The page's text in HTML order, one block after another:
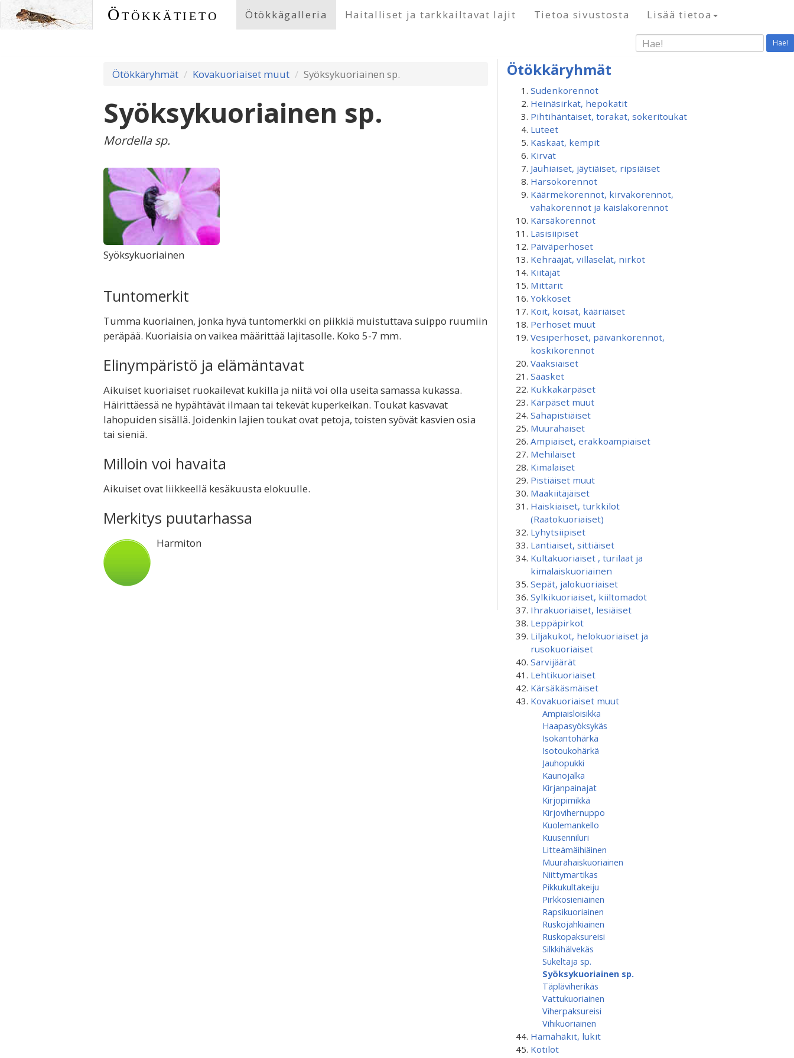
Ötökkätieto Ötökkägalleria Haitalliset ja tarkkailtavat lajit Tietoa sivustosta Lisää tietoa
Hae!
Ötökkäryhmät Kovakuoriaiset muut Syöksykuoriainen sp.
Syöksykuoriainen sp.
Mordella sp.
Syöksykuoriainen
Tuntomerkit
Tumma kuoriainen, jonka hyvä tuntomerkki on piikkiä muistuttava suippo ruumiin
peräpää. Kuoriaisia on vaikea määrittää lajitasolle. Koko 5-7 mm.
Elinympäristö ja elämäntavat
Aikuiset kuoriaiset ruokailevat kukilla ja niitä voi olla useita samassa kukassa.
Häirittäessä ne hypähtävät ilmaan tai tekevät kuperkeikan. Toukat kasvavat
lahopuiden sisällä. Joidenkin lajien toukat ovat petoja, toisten syövät kasvien osia
tai sieniä.
Milloin voi havaita
Aikuiset ovat liikkeellä kesäkuusta elokuulle.
Merkitys puutarhassa
Harmiton
Ötökkäryhmät
Sudenkorennot
Heinäsirkat, hepokatit
Pihtihäntäiset, torakat, sokeritoukat
Luteet
Kaskaat, kempit
Kirvat
Jauhiaiset, jäytiäiset, ripsiäiset
Harsokorennot
Käärmekorennot, kirvakorennot,
vahakorennot ja kaislakorennot
Kärsäkorennot
Lasisiipiset
Päiväperhoset
Kehrääjät, villaselät, nirkot
Kiitäjät
Mittarit
Yökköset
Koit, koisat, kääriäiset
Perhoset muut
Vesiperhoset, päivänkorennot,
koskikorennot
Vaaksiaiset
Sääsket
Kukkakärpäset
Kärpäset muut
Sahapistiäiset
Muurahaiset
Ampiaiset, erakkoampiaiset
Mehiläiset
Kimalaiset
Pistiäiset muut
Maakiitäjäiset
Haiskiaiset, turkkilot
(Raatokuoriaiset)
Lyhytsiipiset
Lantiaiset, sittiäiset
Kultakuoriaiset , turilaat ja
kimalaiskuoriainen
Sepät, jalokuoriaiset
Sylkikuoriaiset, kiiltomadot
Ihrakuoriaiset, lesiäiset
Leppäpirkot
Liljakukot, helokuoriaiset ja
rusokuoriaiset
Sarvijäärät
Lehtikuoriaiset
Kärsäkäsmäiset
Kovakuoriaiset muut
Ampiaisloisikka
Haapasyöksykäs
Isokantohärkä
Isotoukohärkä
Jauhopukki
Kaunojalka
Kirjanpainajat
Kirjopimikkä
Kirjovihernuppo
Kuolemankello
Kuusenniluri
Litteämäihiäinen
Muurahaiskuoriainen
Niittymartikas
Pikkukultakeiju
Pirkkosieniäinen
Rapsikuoriainen
Ruskojahkiainen
Ruskopaksureisi
Silkkihälvekäs
Sukeltaja sp.
Syöksykuoriainen sp.
Täpläviherikäs
Vattukuoriainen
Viherpaksureisi
Vihikuoriainen
Hämähäkit, lukit
Kotilot